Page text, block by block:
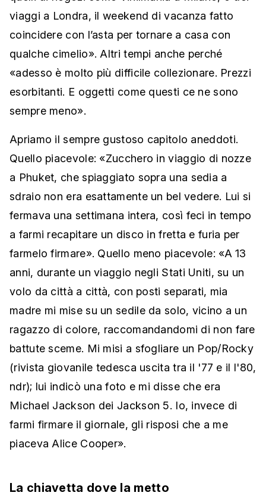
viaggi a Londra, il weekend di vacanza fatto
coincidere con l’asta per tornare a casa con
qualche cimelio». Altri tempi anche perché
«adesso è molto più difficile collezionare. Prezzi
esorbitanti. E oggetti come questi ce ne sono
sempre meno».
Apriamo il sempre gustoso capitolo aneddoti.
Quello piacevole: «Zucchero in viaggio di nozze
a Phuket, che spiaggiato sopra una sedia a
sdraio non era esattamente un bel vedere. Lui si
fermava una settimana intera, così feci in tempo
a farmi recapitare un disco in fretta e furia per
farmelo firmare». Quello meno piacevole: «A 13
anni, durante un viaggio negli Stati Uniti, su un
volo da città a città, con posti separati, mia
madre mi mise su un sedile da solo, vicino a un
ragazzo di colore, raccomandandomi di non fare
battute sceme. Mi misi a sfogliare un Pop/Rocky
(rivista giovanile tedesca uscita tra il '77 e il l'80,
ndr); lui indicò una foto e mi disse che era
Michael Jackson dei Jackson 5. Io, invece di
farmi firmare il giornale, gli risposi che a me
piaceva Alice Cooper».
La chiavetta dove la metto